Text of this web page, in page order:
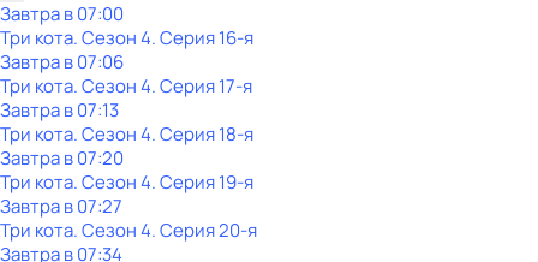
Завтра в 07:00
Три кота. Сезон 4. Серия 16-я
Завтра в 07:06
Три кота. Сезон 4. Серия 17-я
Завтра в 07:13
Три кота. Сезон 4. Серия 18-я
Завтра в 07:20
Три кота. Сезон 4. Серия 19-я
Завтра в 07:27
Три кота. Сезон 4. Серия 20-я
Завтра в 07:34